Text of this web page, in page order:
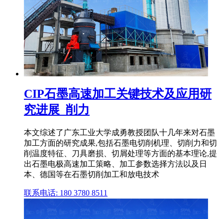
CIP石墨高速加工关键技术及应用研
究进展_削力
本文综述了广东工业大学成勇教授团队十几年来对石墨
加工方面的研究成果,包括石墨电切削机理、切削力和切
削温度特征、刀具磨损、切屑处理等方面的基本理论,提
出石墨电极高速加工策略、加工参数选择方法以及日
本、德国等在石墨切削加工和放电技术
联系电话: 180 3780 8511